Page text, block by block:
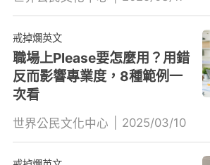
戒掉爛英文
職場上Please要怎麼用？用錯
反而影響專業度，8種範例一
次看
世界公民文化中心 2025/03/10